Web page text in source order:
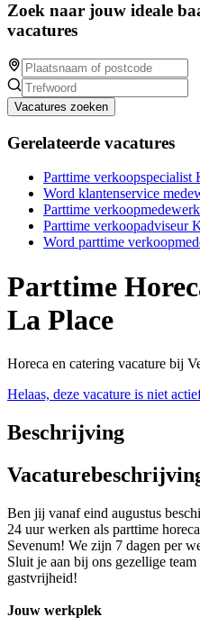
Zoek naar jouw ideale
vacatures
Vacatures zoeken
Gerelateerde vacatures
Parttime verkoopspecialist
Word klantenservice
Parttime
Parttime verkoopadviseur
Word parttime
Parttime
La Place
Horeca en catering vacature bij
Helaas, deze vacature is niet
Beschrijving
Ben jij vanaf eind augustus
24 uur werken als parttime
Sevenum! We zijn 7 dagen per
Sluit je aan bij ons gezellige
gastvrijheid!
Jouw werkplek